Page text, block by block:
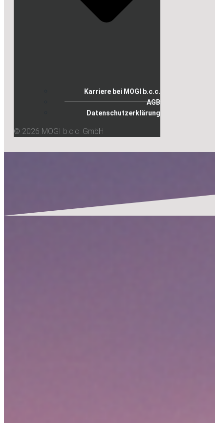
Karriere bei MOGI b.c.c.
AGB
Datenschutzerklärung
© 2026 MOGI b.c.c. GmbH